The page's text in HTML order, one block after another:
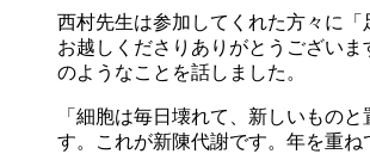
西村先生は参加してくれた方々に「
お越しくださりありがとうございま
のようなことを話しました。
「細胞は毎日壊れて、新しいものと
す。これが新陳代謝です。年を重ね